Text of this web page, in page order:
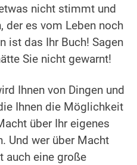
nicht stimmt und
der es vom Leben noch
ist das Ihr Buch! Sagen
Sie nicht gewarnt!
Ihnen von Dingen und
Ihnen die Möglichkeit
über Ihr eigenes
Und wer über Macht
auch eine große